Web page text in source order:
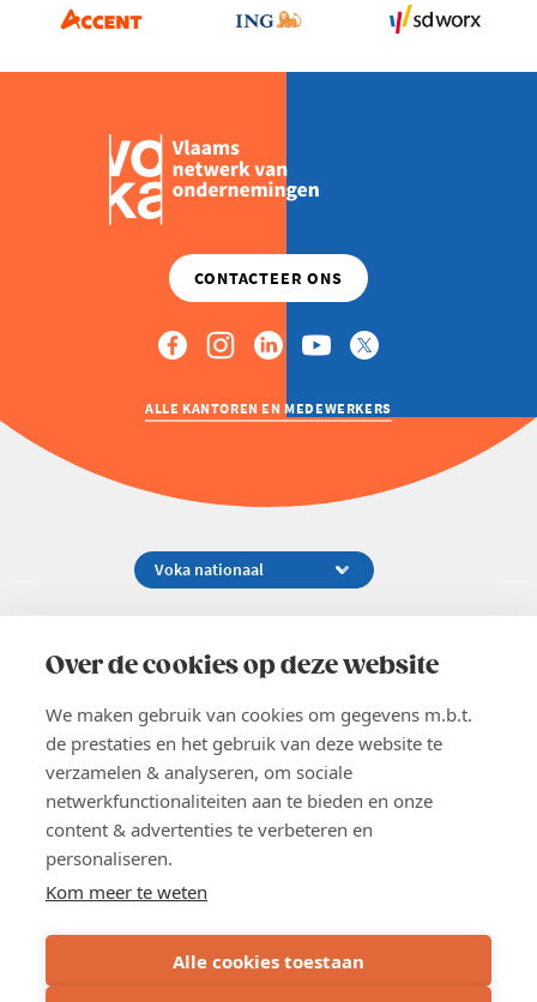
Over de cookies op deze website
We maken gebruik van cookies om gegevens m.b.t.
de prestaties en het gebruik van deze website te
verzamelen & analyseren, om sociale
netwerkfunctionaliteiten aan te bieden en onze
content & advertenties te verbeteren en
personaliseren.
Kom meer te weten
Alle cookies toestaan
ALLE KANTOREN EN MEDEWERKERS
02 229 81 11
EN
Word lid
Voka 2026